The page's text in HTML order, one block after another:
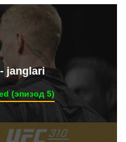
janglari
(эпизод 5)